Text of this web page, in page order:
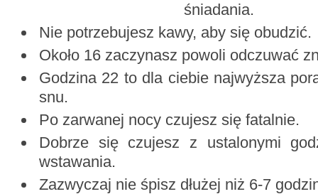
śniadania.
Nie potrzebujesz kawy, aby się obudzić.
Około 16 zaczynasz powoli odczuwać
Godzina 22 to dla ciebie najwyższa
snu.
Po zarwanej nocy czujesz się fatalnie.
Dobrze się czujesz z ustalonymi
wstawania.
Zazwyczaj nie śpisz dłużej niż 6-7